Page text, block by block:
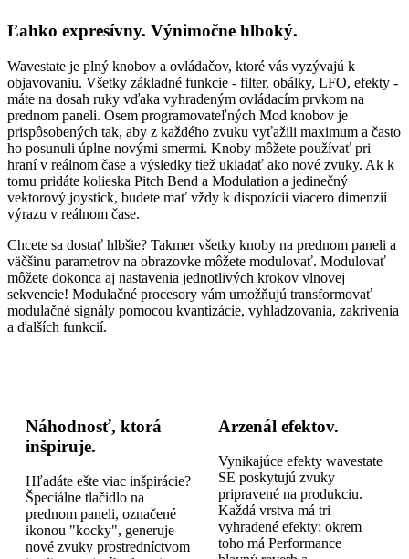
Ľahko expresívny. Výnimočne hlboký.
Wavestate je plný knobov a ovládačov, ktoré vás vyzývajú k
objavovaniu. Všetky základné funkcie - filter, obálky, LFO, efekty -
máte na dosah ruky vďaka vyhradeným ovládacím prvkom na
prednom paneli. Osem programovateľných Mod knobov je
prispôsobených tak, aby z každého zvuku vyťažili maximum a často
ho posunuli úplne novými smermi. Knoby môžete používať pri
hraní v reálnom čase a výsledky tiež ukladať ako nové zvuky. Ak k
tomu pridáte kolieska Pitch Bend a Modulation a jedinečný
vektorový joystick, budete mať vždy k dispozícii viacero dimenzií
výrazu v reálnom čase.
Chcete sa dostať hlbšie? Takmer všetky knoby na prednom paneli a
väčšinu parametrov na obrazovke môžete modulovať. Modulovať
môžete dokonca aj nastavenia jednotlivých krokov vlnovej
sekvencie! Modulačné procesory vám umožňujú transformovať
modulačné signály pomocou kvantizácie, vyhladzovania, zakrivenia
a ďalších funkcií.
Náhodnosť, ktorá
inšpiruje.
Hľadáte ešte viac inšpirácie?
Špeciálne tlačidlo na
prednom paneli, označené
ikonou "kocky", generuje
nové zvuky prostredníctvom
Arzenál efektov.
Vynikajúce efekty wavestate
SE poskytujú zvuky
pripravené na produkciu.
Každá vrstva má tri
vyhradené efekty; okrem
toho má Performance